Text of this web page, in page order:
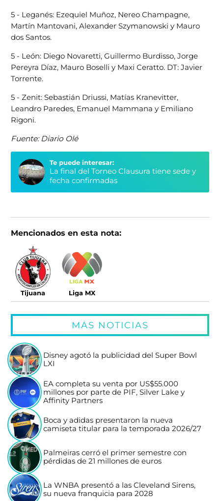
5 - Leganés: Ezequiel Muñoz, Nereo Champagne,
Martín Mantovani, Alexander Szymanowski y Mauro
dos Santos.
5 - León: Diego Novaretti, Guillermo Burdisso, Jorge
Pereyra Díaz, Mauro Boselli y Maxi Ceratto. DT: Javier
Torrente.
5 - Zenit: Sebastián Driussi, Matías Kranevitter,
Leandro Paredes, Emanuel Mammana y Emiliano
Rigoni.
Fuente: Diario Olé
Te puede interesar:
La final del Torneo Clausura tiene sede y
fecha confirmadas
Mencionados en esta nota:
Tijuana Liga MX
MÁS NOTICIAS
Disney agotó la publicidad del Super Bowl
LXI
EA completa su venta por US$55.000
millones por parte de PIF, Silver Lake y
Affinity Partners
Boca y adidas presentaron la nueva
camiseta titular para la temporada 2026/27
Palmeiras cerró el primer semestre con
pérdidas de 21 millones de euros
La WNBA presentó a las Cleveland Sirens,
su nueva franquicia para 2028